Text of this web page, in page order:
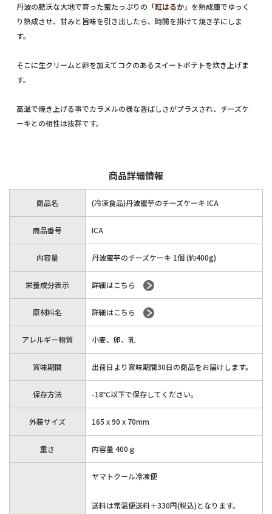
丹波の肥沃な大地で育った蜜たっぷりの 「紅はるか」 を熟成庫でゆっく
り熟成させ、甘みと旨味を引き出したら、時間を掛けて焼き芋にしま
す。
そこに生クリームと卵を加えてコクのあるスイートポテトを炊き上げま
す。
高温で焼き上げる事でカラメルの様な香ばしさがプラスされ、チーズケ
ーキとの相性は抜群です。
商品詳細情報
商品名 (冷凍食品)丹波蜜芋のチーズケーキ ICA
商品番号 ICA
内容量 丹波蜜芋のチーズケーキ 1個 (約400g)
栄養成分表示 詳細はこちら
原材料名 詳細はこちら
アレルギー物質 小麦、卵、乳
賞味期間 出荷日より賞味期間30日の商品をお届けします。
保存方法 -18℃以下で保存してください。
外装サイズ 165 x 90 x 70mm
重さ 内容量 400ｇ
ヤマトクール冷凍便
送料は常温便送料＋330円(税込)となります。